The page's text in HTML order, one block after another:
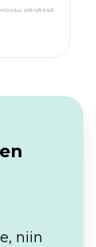
nousu päivässä
niin